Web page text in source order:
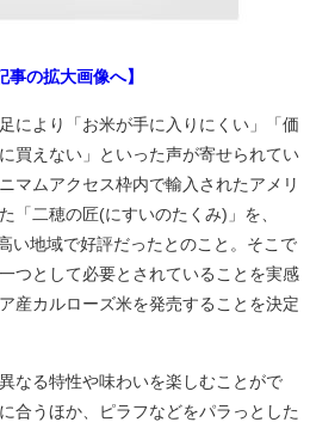
事の拡大画像へ】
により「お米が手に入りにくい」「価
買えない」といった声が寄せられてい
マムアクセス枠内で輸入されたアメリ
「二穂の匠(にすいのたくみ)」を、
い地域で好評だったとのこと。そこで
つとして必要とされていることを実感
産カルローズ米を発売することを決定
なる特性や味わいを楽しむことがで
合うほか、ピラフなどをパラっとした